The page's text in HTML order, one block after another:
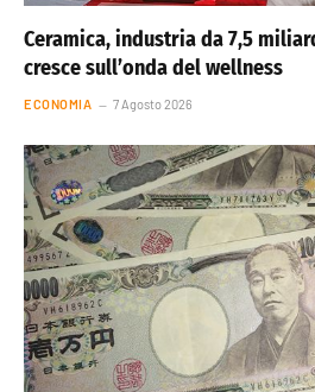
Ceramica, industria da 7,5
cresce sull’onda del wellness
ECONOMIA 7 Agosto 2026